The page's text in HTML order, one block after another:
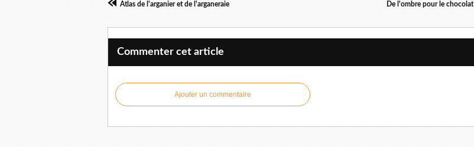
Atlas de l'arganier et de l'arganeraie De l'ombre pour le chocolat
Commenter cet article
Ajouter un commentaire